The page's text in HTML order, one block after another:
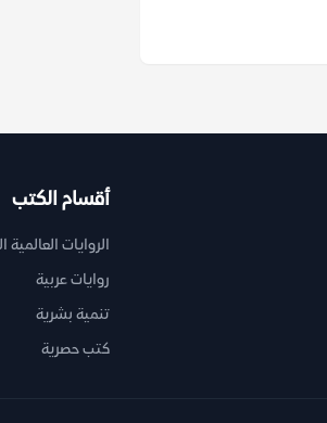
أقسام الكتب
الروايات العالمية
روايات عربية
تنمية بشرية
كتب حصرية